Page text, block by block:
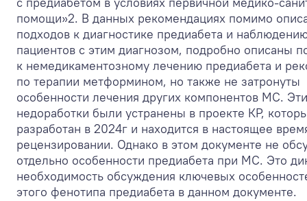
помощи»2. В данных рекомендациях помимо
подходов к диагностике предиабета и
пациентов с этим диагнозом, подробно описаны
к немедикаментозному лечению предиабета и
по терапии метформином, но также не затронуты
особенности лечения других компонентов МС. Эти
недоработки были устранены в проекте КР,
разработан в 2024г и находится в настоящее
рецензировании. Однако в этом документе не
отдельно особенности предиабета при МС. Это
необходимость обсуждения ключевых
этого фенотипа предиабета в данном документе.